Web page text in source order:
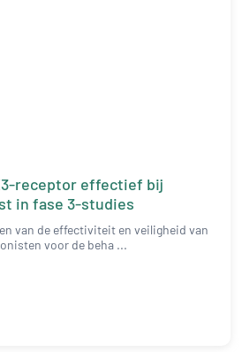
receptor effectief bij
in fase 3-studies
van de effectiviteit en veiligheid van
voor de beha ...